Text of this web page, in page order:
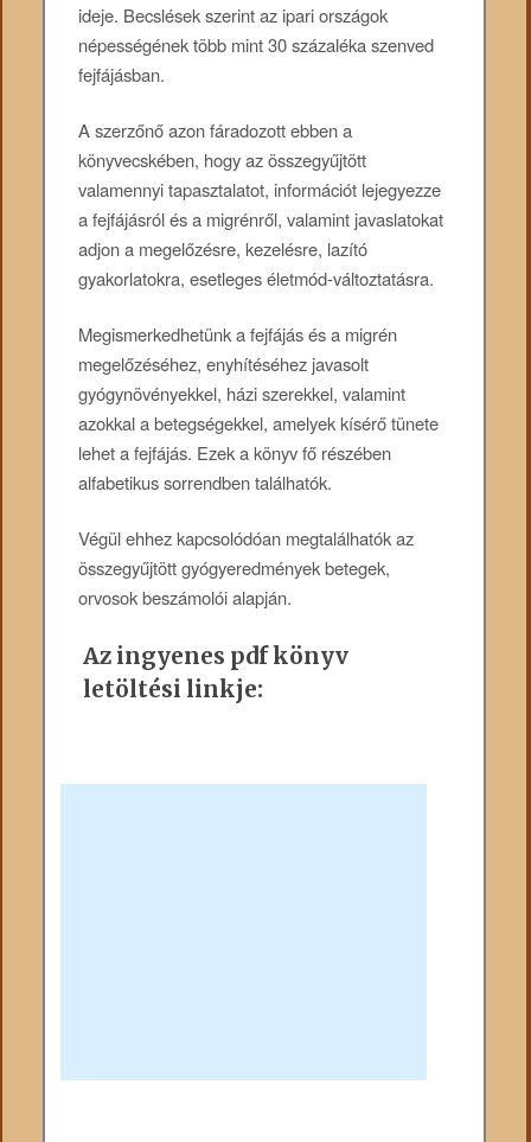
ideje. Becslések szerint az ipari országok
népességének több mint 30 százaléka szenved
fejfájásban.
A szerzőnő azon fáradozott ebben a
könyvecskében, hogy az összegyűjtött
valamennyi tapasztalatot, információt lejegyezze
a fejfájásról és a migrénről, valamint javaslatokat
adjon a megelőzésre, kezelésre, lazító
gyakorlatokra, esetleges életmód-változtatásra.
Megismerkedhetünk a fejfájás és a migrén
megelőzéséhez, enyhítéséhez javasolt
gyógynövényekkel, házi szerekkel, valamint
azokkal a betegségekkel, amelyek kísérő tünete
lehet a fejfájás. Ezek a könyv fő részében
alfabetikus sorrendben találhatók.
Végül ehhez kapcsolódóan megtalálhatók az
összegyűjtött gyógyeredmények betegek,
orvosok beszámolói alapján.
Az ingyenes pdf könyv
letöltési linkje: